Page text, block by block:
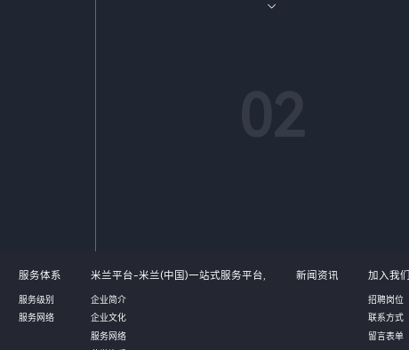
服务体系
服务级别
服务网络
米兰平台-米兰(中国)一站式服务平台,
企业简介
企业文化
服务网络
新闻资讯 加入我们
招聘岗位
联系方式
留言表单